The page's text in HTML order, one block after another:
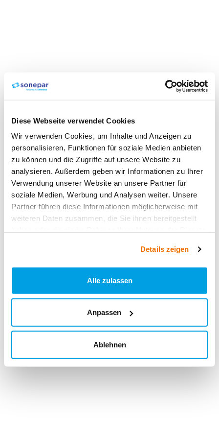
Diese Webseite verwendet Cookies
Wir verwenden Cookies, um Inhalte und Anzeigen zu
personalisieren, Funktionen für soziale Medien anbieten
zu können und die Zugriffe auf unsere Website zu
analysieren. Außerdem geben wir Informationen zu Ihrer
Verwendung unserer Website an unsere Partner für
soziale Medien, Werbung und Analysen weiter. Unsere
Partner führen diese Informationen möglicherweise mit
weiteren Daten zusammen, die Sie ihnen bereitgestellt
Details zeigen
Alle zulassen
Anpassen
Ablehnen